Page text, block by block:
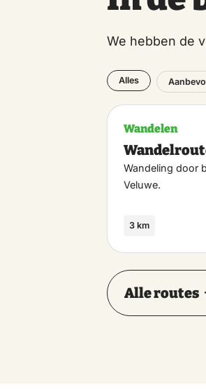
We hebben de
Alles
Wandelen
Wandeling door
Veluwe.
3 km
Alle routes